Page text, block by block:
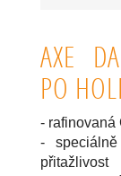
AXE
PO
- rafinovaná
-
přitažlivost